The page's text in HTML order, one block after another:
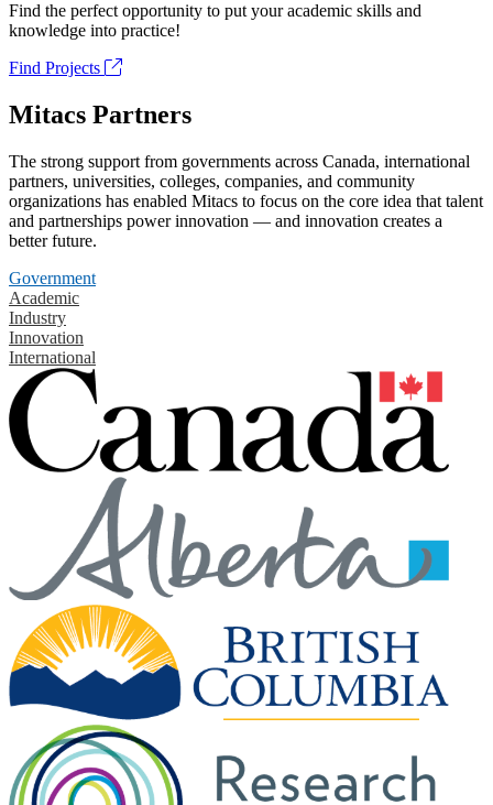
Find the perfect opportunity to put your academic skills and
knowledge into practice!
Find Projects
Mitacs Partners
The strong support from governments across Canada, international
partners, universities, colleges, companies, and community
organizations has enabled Mitacs to focus on the core idea that talent
and partnerships power innovation — and innovation creates a
better future.
Government
Academic
Industry
Innovation
International